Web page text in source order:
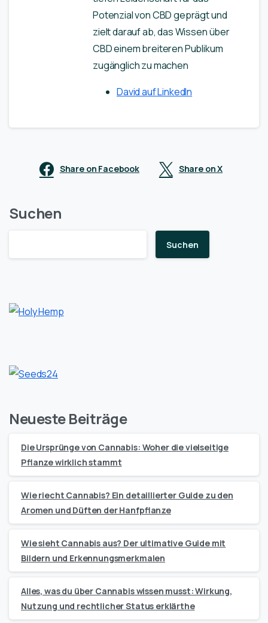
Potenzial von CBD geprägt und
zielt darauf ab, das Wissen über
CBD einem breiteren Publikum
zugänglich zu machen
David auf LinkedIn
Share on Facebook Share on X
Suchen
Suchen
Neueste Beiträge
Die Ursprünge von Cannabis: Woher die vielseitige
Pflanze wirklich stammt
Wie riecht Cannabis? Ein detaillierter Guide zu den
Aromen und Düften der Hanfpflanze
Wie sieht Cannabis aus? Der ultimative Guide mit
Bildern und Erkennungsmerkmalen
Alles, was du über Cannabis wissen musst: Wirkung,
Nutzung und rechtlicher Status erklärthe